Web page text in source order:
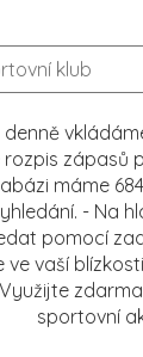
denně
rozpis zápasů
máme
- Na
pomocí
ve vaší
sportovní